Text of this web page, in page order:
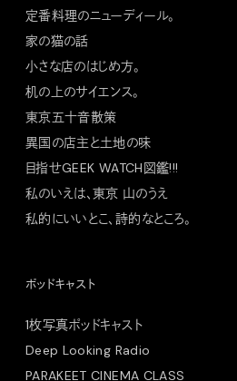
定番料理のニューディール。
家の猫の話
小さな店のはじめ方。
机の上のサイエンス。
東京五十音散策
異国の店主と土地の味
目指せGEEK WATCH図鑑!!!
私のいえは、東京 山のうえ
私的にいいとこ、詩的なところ。
ポッドキャスト
1枚写真ポッドキャスト
Deep Looking Radio
PARAKEET CINEMA CLASS